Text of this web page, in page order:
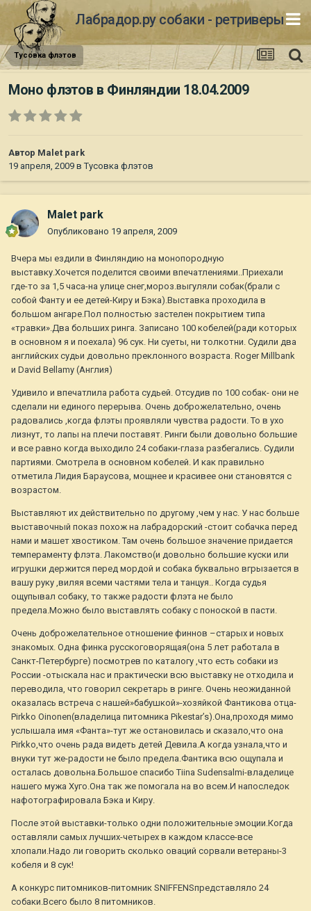
Лабрадор.ру собаки - ретриверы
Тусовка флэтов
Моно флэтов в Финляндии 18.04.2009
Автор Malet park
19 апреля, 2009 вТусовка флэтов
Malet park
Опубликовано 19 апреля, 2009
Вчера мы ездили в Финляндию на монопородную
выставку.Хочется поделится своими впечатлениями..Приехали
где-то за 1,5 часа-на улице снег,мороз.выгуляли собак(брали с
собой Фанту и ее детей-Киру и Бэка).Выставка проходила в
большом ангаре.Пол полностью застелен покрытием типа
«травки».Два больших ринга. Записано 100 кобелей(ради которых
в основном я и поехала) 96 сук. Ни суеты, ни толкотни. Судили два
английских судьи довольно преклонного возраста. Roger Millbank
и David Bellamy (Англия)
Удивило и впечатлила работа судьей. Отсудив по 100 собак- они не
сделали ни единого перерыва. Очень доброжелательно, очень
радовались ,когда флэты проявляли чувства радости. То в ухо
лизнут, то лапы на плечи поставят. Ринги были довольно большие
и все равно когда выходило 24 собаки-глаза разбегались. Судили
партиями. Смотрела в основном кобелей. И как правильно
отметила Лидия Бараусова, мощнее и красивее они становятся с
возрастом.
Выставляют их действительно по другому ,чем у нас. У нас больше
выставочный показ похож на лабрадорский -стоит собачка перед
нами и машет хвостиком. Там очень большое значение придается
темпераменту флэта. Лакомство(и довольно большие куски или
игрушки держится перед мордой и собака буквально вгрызается в
вашу руку ,виляя всеми частями тела и танцуя.. Когда судья
ощупывал собаку, то также радости флэта не было
предела.Можно было выставлять собаку с поноской в пасти.
Очень доброжелательное отношение финнов –старых и новых
знакомых. Одна финка русскоговорящая(она 5 лет работала в
Санкт-Петербурге) посмотрев по каталогу ,что есть собаки из
России -отыскала нас и практически всю выставку не отходила и
переводила, что говорил секретарь в ринге. Очень неожиданной
оказалась встреча с нашей»бабушкой»-хозяйкой Фантикова отца-
Pirkko Oinonen(владелица питомника Pikestar’s).Она,проходя мимо
услышала имя «Фанта»-тут же остановилась и сказало,что она
Pirkko,что очень рада видеть детей Девила.А когда узнала,что и
внуки тут же-радости не было предела.Фантика всю ощупала и
осталась довольна.Большое спасибо Tiina Sudensalmi-владелице
нашего мужа Хуго.Она так же помогала на во всем.И напоследок
нафотографировала Бэка и Киру.
После этой выставки-только одни положительные эмоции.Когда
оставляли самых лучших-четырех в каждом классе-все
хлопали.Надо ли говорить сколько оваций сорвали ветераны-3
кобеля и 8 сук!
А конкурс питомников-питомник SNIFFENSпредставляло 24
собаки.Всего было 8 питомников.